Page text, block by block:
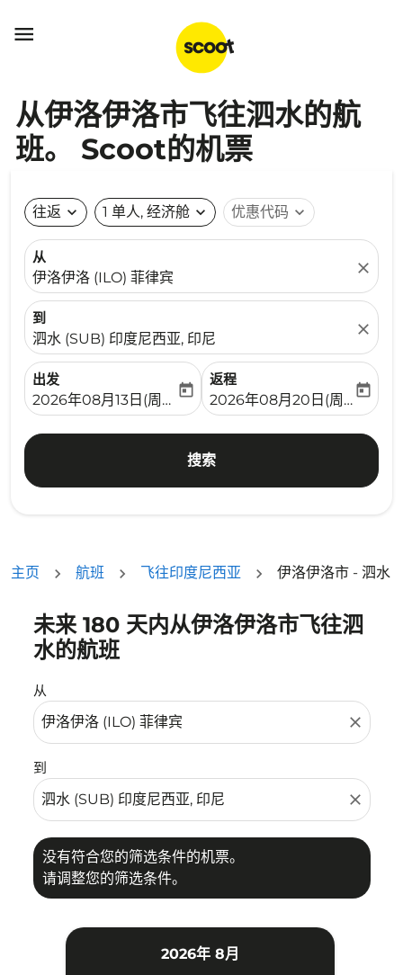

从伊洛伊洛市飞往泗水的航
班。 Scoot的机票
往返 expand_more 1 单人, 经济舱 expand_more 优惠代码 expand_more
从
伊洛伊洛 (ILO) 菲律宾
close
到
泗水 (SUB) 印度尼西亚, 印尼
close
出发
fc-booking-departure-date-aria-label
2026年08月13日(周四)
today
返程
fc-booking-return-date-
2026年08月20日(周四)
today
搜索
主页 航班 飞往印度尼西亚 伊洛伊洛市 - 泗水
未来 180 天内从伊洛伊洛市飞往泗
水的航班
从
close
到
close
没有符合您的筛选条件的机票。
请调整您的筛选条件。
没有符合您的筛选条件的机票。请调整您的筛选条件。
2026年 8月